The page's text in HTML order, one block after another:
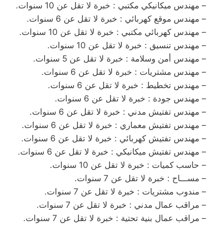
– مهندس ميكانيكي مكتبي : خبرة لا تقل عن 10 سنوات.
– مهندس موقع كهربائي : خبرة لا تقل عن 6 سنوات.
– مهندس كهربائي مكتبي : خبرة لا تقل عن 10 سنوات.
– مهندس تنسيق : خبرة لا تقل عن 10 سنوات.
– مهندس أمن وسلامة : خبرة لا تقل عن 5 سنوات.
– مهندس مشتريات : خبرة لا تقل عن 6 سنوات.
– مهندس تخطيط : خبرة لا تقل عن 6 سنوات.
– مهندس جودة : خبرة لا تقل عن 6 سنوات.
– مهندس تفتيش مدني : خبرة لا تقل عن 6 سنوات.
– مهندس تفتيش معماري : خبرة لا تقل عن 6 سنوات.
– مهندس تفتيش كهربائي : خبرة لا تقل عن 6 سنوات.
– مهندس تفتيش ميكانيكي : خبرة لا تقل عن 6 سنوات.
– حاسب كميات : خبرة لا تقل عن 10 سنوات.
– مســـاح : خبرة لا تقل عن 7 سنوات.
– مندوب مشتريات : خبرة لا تقل عن 7 سنوات.
– مراقب عمال مدني : خبرة لا تقل عن 7 سنوات.
– مراقب عمال بنية تحتية : خبرة لا تقل عن 7 سنوات.